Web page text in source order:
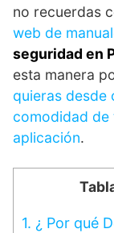
no recuerdas
web de
seguridad en
esta manera
quieras desde
comodidad de
aplicación.
1. ¿ Por qué